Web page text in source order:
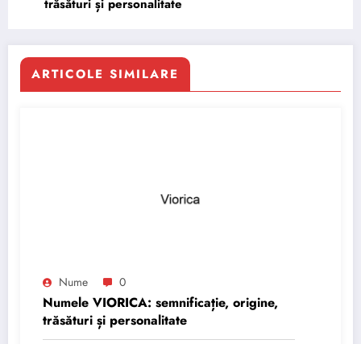
trăsături și personalitate
ARTICOLE SIMILARE
Nume 0
Numele VIORICA: semnificație, origine,
trăsături și personalitate